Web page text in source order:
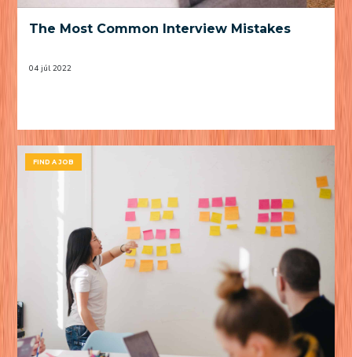
The Most Common Interview Mistakes
04 júl 2022
FIND A JOB